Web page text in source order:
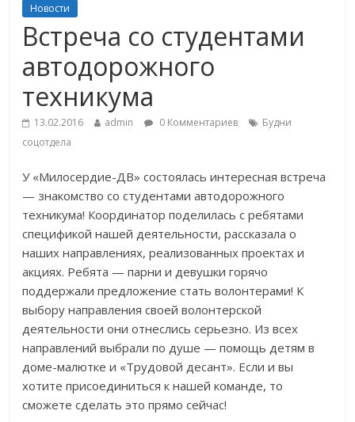
Новости
Встреча со студентами
автодорожного
техникума
13.02.2016 admin 0 Комментариев
Будни
соцотдела
У «Милосердие-ДВ» состоялась интересная встреча
— знакомство со студентами автодорожного
техникума! Координатор поделилась с ребятами
спецификой нашей деятельности, рассказала о
наших направлениях, реализованных проектах и
акциях. Ребята — парни и девушки горячо
поддержали предложение стать волонтерами! К
выбору направления своей волонтерской
деятельности они отнеслись серьезно. Из всех
направлений выбрали по душе — помощь детям в
доме-малютке и «Трудовой десант». Если и вы
хотите присоединиться к нашей команде, то
сможете сделать это прямо сейчас!